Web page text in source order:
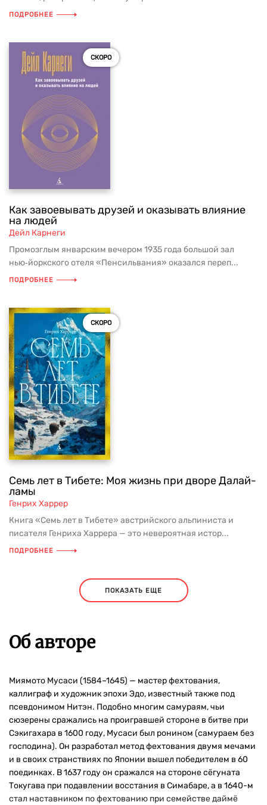
ПОДРОБНЕЕ
СКОРО
Как завоевывать друзей и оказывать влияние
на людей
Дейл Карнеги
Промозглым январским вечером 1935 года большой зал
нью‑йоркского отеля «Пенсильвания» оказался переп...
ПОДРОБНЕЕ
СКОРО
Семь лет в Тибете: Моя жизнь при дворе Далай-
ламы
Генрих Харрер
Книга «Семь лет в Тибете» австрийского альпиниста и
писателя Генриха Харрера — это невероятная истор...
ПОДРОБНЕЕ
ПОКАЗАТЬ ЕЩЕ
Об авторе
Миямото Мусаси (1584–1645) — мастер фехтования,
каллиграф и художник эпохи Эдо, известный также под
псевдонимом Нитэн. Подобно многим самураям, чьи
сюзерены сражались на проигравшей стороне в битве при
Сэкигахара в 1600 году, Мусаси был ронином (самураем без
господина). Он разработал метод фехтования двумя мечами
и в своих странствиях по Японии вышел победителем в 60
поединках. В 1637 году он сражался на стороне сёгуната
Токугава при подавлении восстания в Симабаре, а в 1640-м
стал наставником по фехтованию при семействе даймё